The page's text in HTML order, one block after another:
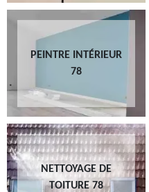
PEINTRE INTÉRIEUR
78
NETTOYAGE DE
TOITURE 78